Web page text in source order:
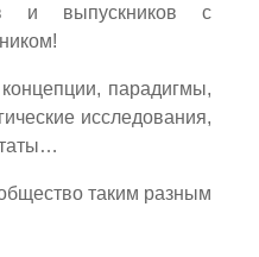
и выпускников с
парадигмы,
исследования,
таким разным